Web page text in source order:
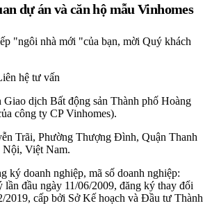
dự án và căn hộ mẫu Vinhomes
"ngôi nhà mới "của bạn, mời Quý khách
hệ tư vấn
Giao dịch Bất động sản Thành phố Hoàng
công ty CP Vinhomes).
Trãi, Phường Thượng Đình, Quận Thanh
Nội, Việt Nam.
ký doanh nghiệp, mã số doanh nghiệp:
lần đầu ngày 11/06/2009, đăng ký thay đổi
2019, cấp bởi Sở Kế hoạch và Đầu tư Thành